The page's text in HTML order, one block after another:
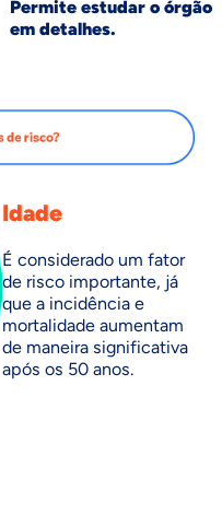
Permite estudar o órgão
em detalhes.
Idade
É considerado um fator
de risco importante, já
que a incidência e
mortalidade aumentam
de maneira significativa
após os 50 anos.